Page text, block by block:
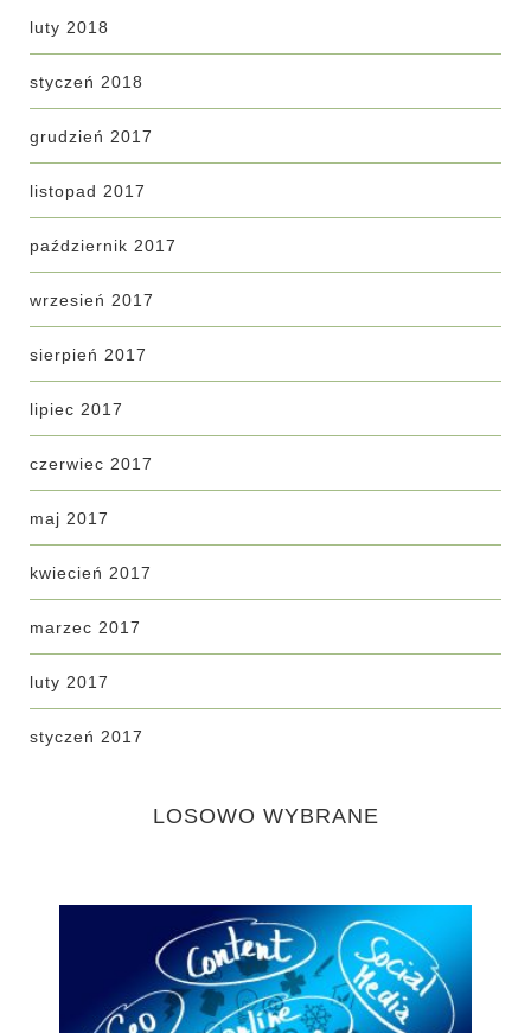
luty 2018
styczeń 2018
grudzień 2017
listopad 2017
październik 2017
wrzesień 2017
sierpień 2017
lipiec 2017
czerwiec 2017
maj 2017
kwiecień 2017
marzec 2017
luty 2017
styczeń 2017
LOSOWO WYBRANE